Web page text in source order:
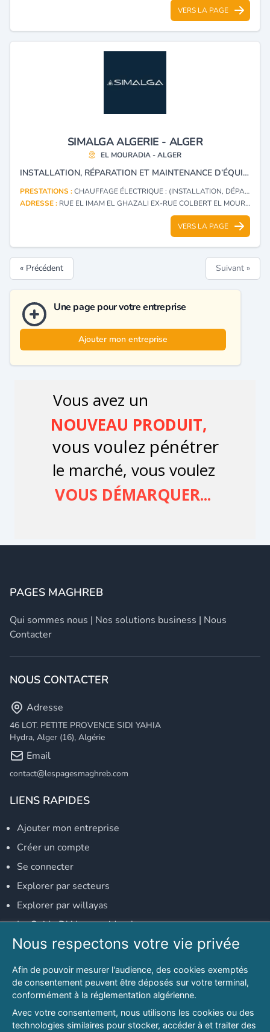
VERS LA PAGE
SIMALGA ALGERIE - ALGER
EL MOURADIA - ALGER
INSTALLATION, RÉPARATION ET MAINTENANCE D’ÉQUIPEMENTS DE LA RÉFRIGÉRATION, LA CLIMATISATION, ÉLECTROMÉCANIQUE, GÉNÉRATEUR DE VAPEUR D'EAU ET D'APPAREILLAGES MÉDICO-CHIRURGICAUX.
PRESTATIONS :CHAUFFAGE ÉLECTRIQUE : (INSTALLATION, DÉPANNAGE)
ADRESSE : RUE EL IMAM EL GHAZALI EX-RUE COLBERT EL MOURADIA - ALGER
VERS LA PAGE
« Précédent Suivant »
Une page pour votre entreprise
Ajouter mon entreprise
PAGES MAGHREB
Qui sommes nous | Nos solutions business | Nous
Contacter
NOUS CONTACTER
Adresse
46 LOT. PETITE PROVENCE SIDI YAHIA
Hydra, Alger (16), Algérie
Email
contact@lespagesmaghreb.com
LIENS RAPIDES
Ajouter mon entreprise
Créer un compte
Se connecter
Explorer par secteurs
Explorer par willayas
Le Guide D'Alger, guide-alger.com
NOS RÉSEAUX SOCIAUX
Notre page Facebook
Notre page LinkedIn
Notre page Instagram
Nous respectons votre vie privée
Afin de pouvoir mesurer l'audience, des cookies exemptés
de consentement peuvent être déposés sur votre terminal,
conformément à la réglementation algérienne.
Avec votre consentement, nous utilisons les cookies ou des
technologies similaires pour stocker, accéder à et traiter des